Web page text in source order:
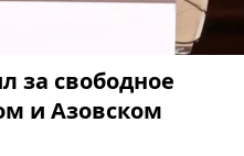
за свободное
и Азовском